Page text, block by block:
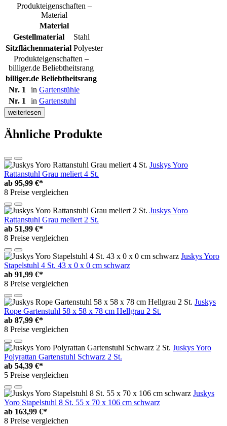
Produkteigenschaften –
Material
Material
Gestellmaterial
Stahl
Sitzflächenmaterial Polyester
Produkteigenschaften –
billiger.de Beliebtheitsrang
billiger.de Beliebtheitsrang
Nr. 1
in Gartenstühle
Nr. 1
in Gartenstuhl
weiterlesen
Ähnliche Produkte
Juskys Yoro
Rattanstuhl Grau meliert 4 St.
ab 95,99 €*
8 Preise vergleichen
Juskys Yoro
Rattanstuhl Grau meliert 2 St.
ab 51,99 €*
8 Preise vergleichen
Juskys Yoro
Stapelstuhl 4 St. 43 x 0 x 0 cm schwarz
ab 91,99 €*
8 Preise vergleichen
Juskys
Rope Gartenstuhl 58 x 58 x 78 cm Hellgrau 2 St.
ab 87,99 €*
8 Preise vergleichen
Juskys Yoro
Polyrattan Gartenstuhl Schwarz 2 St.
ab 54,39 €*
5 Preise vergleichen
Juskys
Yoro Stapelstuhl 8 St. 55 x 70 x 106 cm schwarz
ab 163,99 €*
8 Preise vergleichen